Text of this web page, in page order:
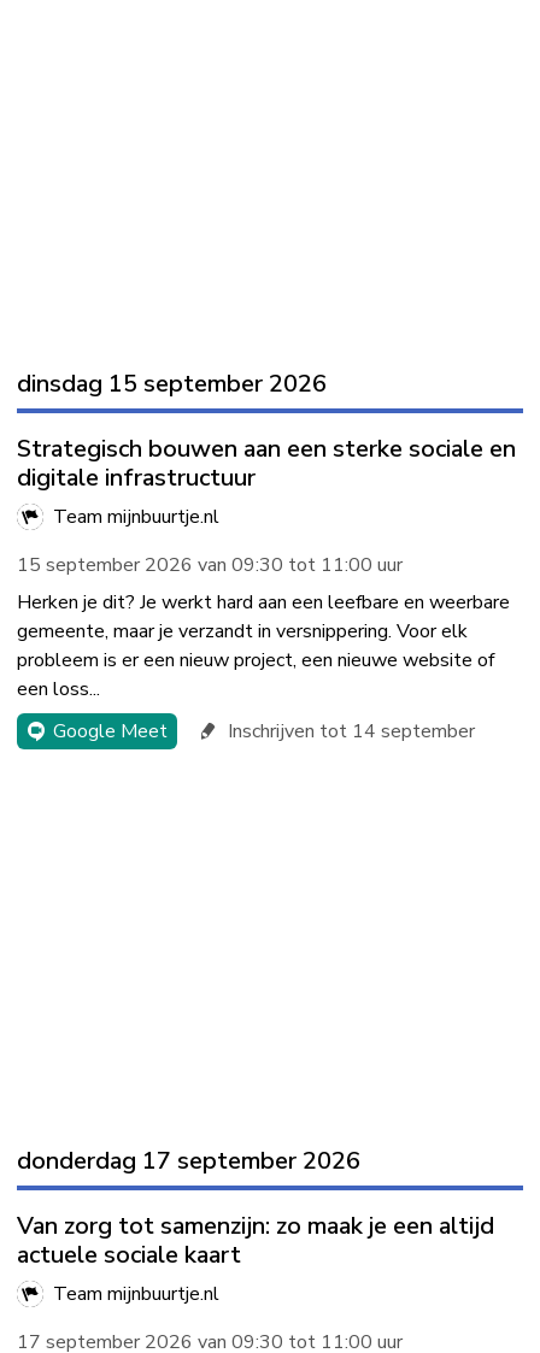
dinsdag 15 september 2026
Strategisch bouwen aan een sterke sociale en
digitale infrastructuur
Team mijnbuurtje.nl
15 september 2026 van 09:30 tot 11:00 uur
Herken je dit? Je werkt hard aan een leefbare en weerbare
gemeente, maar je verzandt in versnippering. Voor elk
probleem is er een nieuw project, een nieuwe website of
een loss...
Google Meet
Inschrijven tot 14 september
donderdag 17 september 2026
Van zorg tot samenzijn: zo maak je een altijd
actuele sociale kaart
Team mijnbuurtje.nl
17 september 2026 van 09:30 tot 11:00 uur